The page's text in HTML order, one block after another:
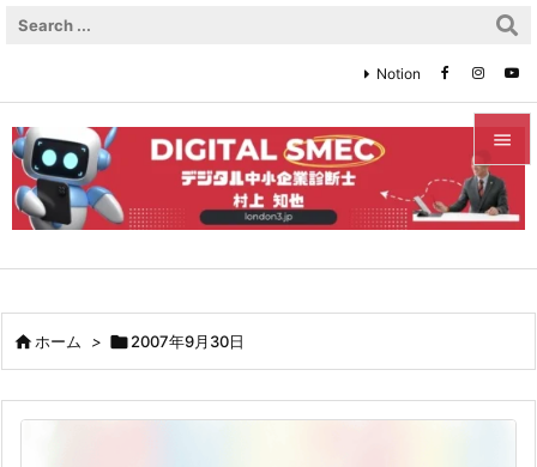


メニュ


次へ
Notion
ホーム > 2007年9月30日